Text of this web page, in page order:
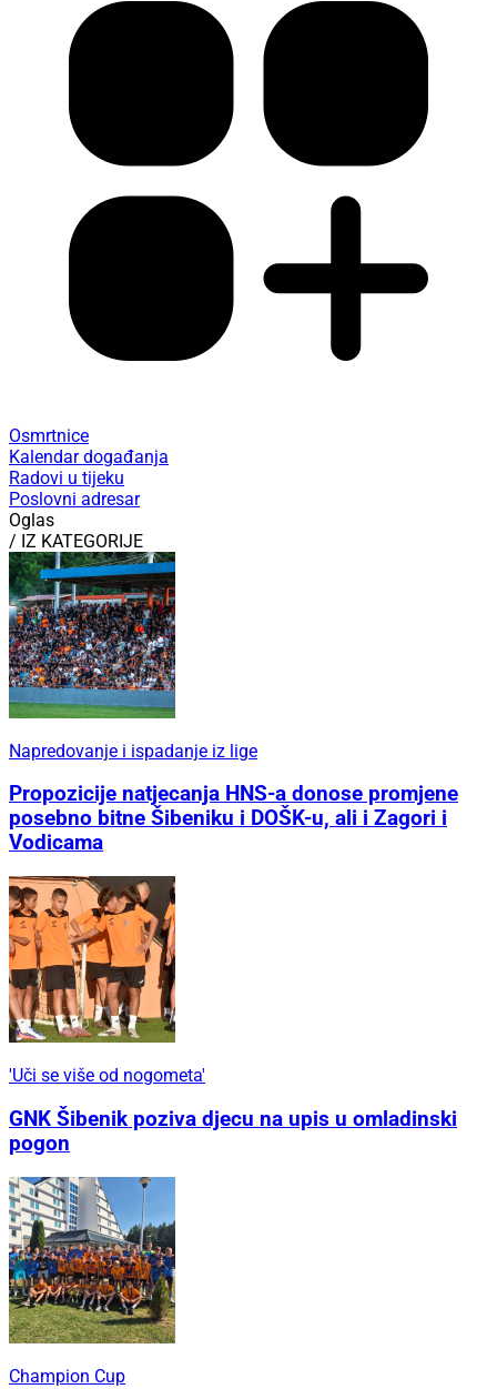
Osmrtnice
Kalendar događanja
Radovi u tijeku
Poslovni adresar
Oglas
/ IZ KATEGORIJE
Napredovanje i ispadanje iz lige
Propozicije natjecanja HNS-a donose promjene
posebno bitne Šibeniku i DOŠK-u, ali i Zagori i
Vodicama
'Uči se više od nogometa'
GNK Šibenik poziva djecu na upis u omladinski
pogon
Champion Cup